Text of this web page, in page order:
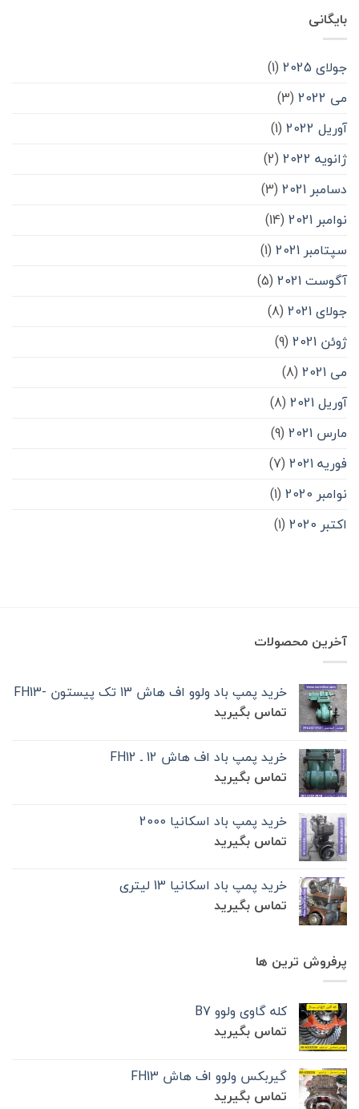
بایگانی
جولای 2025
(1)
می 2022
(3)
آوریل 2022
(1)
ژانویه 2022
(2)
دسامبر 2021
(3)
نوامبر 2021
(14)
سپتامبر 2021
(1)
آگوست 2021
(5)
جولای 2021
(8)
ژوئن 2021
(9)
می 2021
(8)
آوریل 2021
(8)
مارس 2021
(9)
فوریه 2021
(7)
نوامبر 2020
(1)
اکتبر 2020
(1)
آخرین محصولات
خرید پمپ باد ولوو اف هاش 13 تک‌ پیستون -FH13
تماس بگیرید
خرید پمپ باد اف هاش 12 ـ FH12
تماس بگیرید
خرید پمپ باد اسکانیا 2000
تماس بگیرید
خرید پمپ باد اسکانیا 13 لیتری
تماس بگیرید
پرفروش ترین ها
کله گاوی ولوو B7
تماس بگیرید
گیربکس ولوو اف هاش FH13
تماس بگیرید